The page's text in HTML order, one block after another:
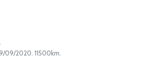
09/2020. 11500km.